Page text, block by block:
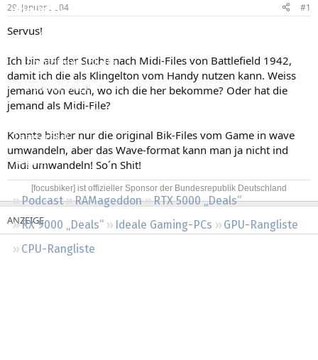
Forum
Aktuelles
Empfohlene Inhalte
Neue Beiträge
Neueste Aktivitäten
Leserartikel
Regeln
Podcast RAMageddon
RTX 5000 „Deals“
RX 9000 „Deals“
Ideale Gaming-PCs
GPU-Rangliste
CPU-Rangliste
e
r
t
29. Januar 2004 #1
Servus!
Ich bin auf der Suche nach Midi-Files von Battlefield 1942,
damit ich die als Klingelton vom Handy nutzen kann. Weiss
jemand von euch, wo ich die her bekomme? Oder hat die
jemand als Midi-File?
Konnte bisher nur die original Bik-Files vom Game in wave
umwandeln, aber das Wave-format kann man ja nicht ind
Midi umwandeln! So´n Shit!
[focusbiker] ist offizieller Sponsor der Bundesrepublik Deutschland​